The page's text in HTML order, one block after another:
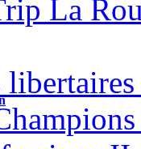
La